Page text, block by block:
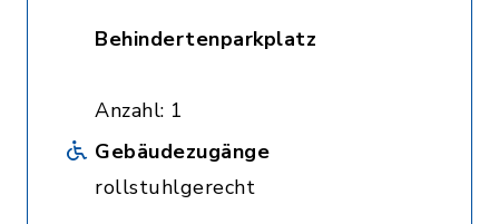
Behindertenparkplatz
Anzahl: 1
Gebäudezugänge
rollstuhlgerecht